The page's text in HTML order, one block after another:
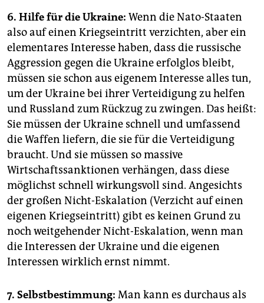
6. Hilfe für die Ukraine: Wenn die Nato-Staaten
also auf einen Kriegseintritt verzichten, aber ein
elementares Interesse haben, dass die russische
Aggression gegen die Ukraine erfolglos bleibt,
müssen sie schon aus eigenem Interesse alles tun,
um der Ukraine bei ihrer Verteidigung zu helfen
und Russland zum Rückzug zu zwingen. Das heißt:
Sie müssen der Ukraine schnell und umfassend
die Waffen liefern, die sie für die Verteidigung
braucht. Und sie müssen so massive
Wirtschaftssanktionen verhängen, dass diese
möglichst schnell wirkungsvoll sind. Angesichts
der großen Nicht-Eskalation (Verzicht auf einen
eigenen Kriegseintritt) gibt es keinen Grund zu
noch weitgehender Nicht-Eskalation, wenn man
die Interessen der Ukraine und die eigenen
Interessen wirklich ernst nimmt.
7. Selbstbestimmung: Man kann es durchaus als